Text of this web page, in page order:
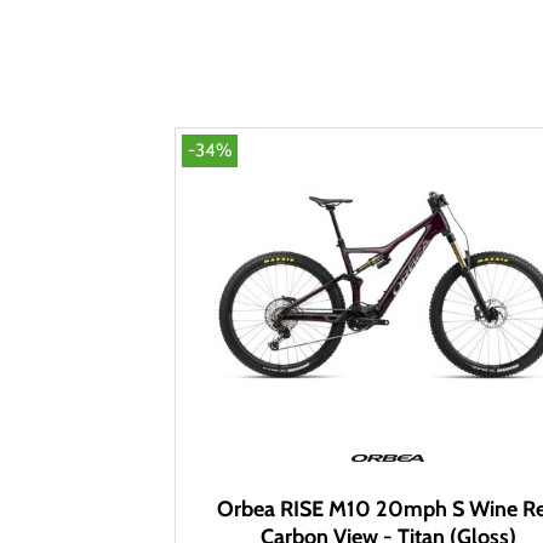
-34%
Orbea RISE M10 20mph S Wine
Carbon View - Titan (Gloss)